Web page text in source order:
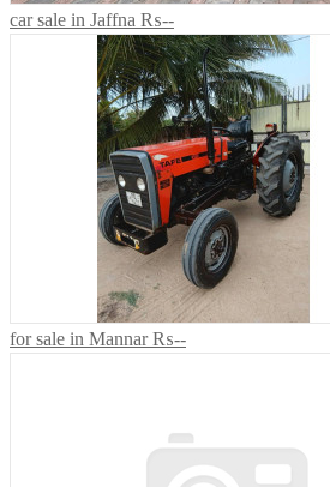
car sale in Jaffna ₨--
for sale in Mannar ₨--